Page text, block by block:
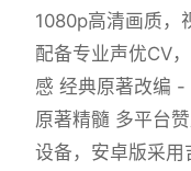
1080p高清画质，
配备专业声优CV
感 经典原著改编 -
原著精髓 多平台
设备，安卓版采